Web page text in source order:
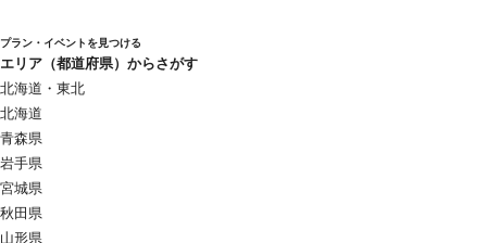
プラン・イベントを見つける
エリア（都道府県）からさがす
北海道・東北
北海道
青森県
岩手県
宮城県
秋田県
山形県